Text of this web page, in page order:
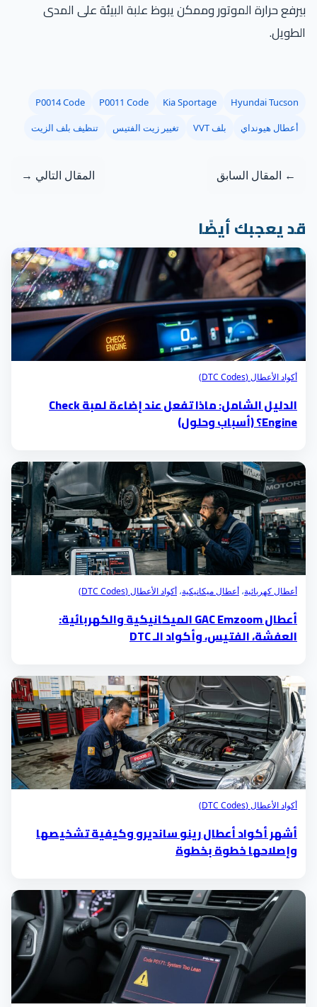
حرارة الموتور وممكن يبوظ علبة البيئة على المدى
Hyundai Tucson
Kia Sportage
P0011 Code
P0014 Code
أعطال هيونداي
بلف VVT تغيير زيت الفتيس تنظيف بلف الزيت
← المقال السابق المقال التالي →
يعجبك أيضًا
أكواد الأعطال (DTC Codes)
الدليل الشامل: ماذا تفعل عند إضاءة لمبة Check
Engine؟ (أسباب وحلول)
أعطال كهربائية،أعطال ميكانيكية،أكواد الأعطال (DTC Codes)
أعطال GAC Emzoom الميكانيكية والكهربائية:
العفشة، الفتيس، وأكواد الـ DTC
أكواد الأعطال (DTC Codes)
أشهر أكواد أعطال رينو سانديرو وكيفية تشخيصها
وإصلاحها خطوة بخطوة